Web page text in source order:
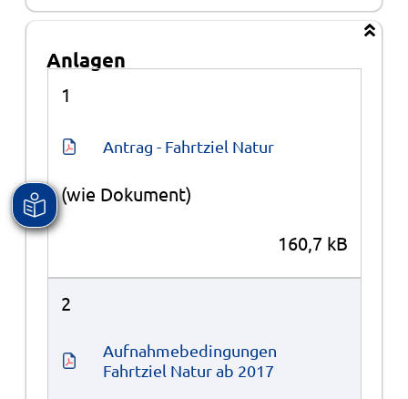
Anlagen
1
Antrag - Fahrtziel Natur
(wie Dokument)
160,7 kB
2
Aufnahmebedingungen
Fahrtziel Natur ab 2017